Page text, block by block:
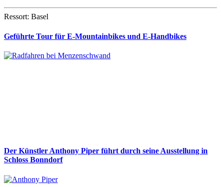
Ressort: Basel
Geführte Tour für E-Mountainbikes und E-Handbikes
Der Künstler Anthony Piper führt durch seine Ausstellung in
Schloss Bonndorf